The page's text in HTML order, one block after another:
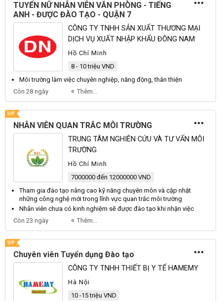
TUYỂN NỮ NHÂN VIÊN VĂN PHÒNG - TIẾNG
ANH - ĐƯỢC ĐÀO TẠO - QUẬN 7
CÔNG TY TNHH SẢN XUẤT THƯƠNG MẠI
DỊCH VỤ XUẤT NHẬP KHẨU ĐÔNG NAM
Hồ Chí Minh
8 - 10 triệu VND
Môi trường làm việc chuyên nghiệp, năng động, thân thiện
Còn 28 ngày
Thêm...
UP
NHÂN VIÊN QUAN TRẮC MÔI TRƯỜNG
TRUNG TÂM NGHIÊN CỨU VÀ TƯ VẤN MÔI
TRƯỜNG
Hồ Chí Minh
7000000 đến 12000000 VND
Tham gia đào tạo nâng cao kỹ năng chuyên môn và cập nhật
những công nghệ mới trong lĩnh vực quan trắc môi trường
Nhân viên chưa có kinh nghiệm sẽ được đào tạo khi nhận việc
Còn 23 ngày
Thêm...
UP
Chuyên viên Tuyển dụng Đào tạo
CÔNG TY TNHH THIẾT BỊ Y TẾ HAMEMY
Hà Nội
10 -15 triệu VND